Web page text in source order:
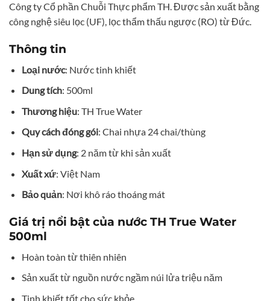
Công ty Cổ phần Chuỗi Thực phẩm TH. Được sản xuất bằng
công nghệ siêu lọc (UF), lọc thẩm thấu ngược (RO) từ Đức.
Thông tin
Loại nước: Nước tinh khiết
Dung tích: 500ml
Thương hiệu: TH True Water
Quy cách đóng gói: Chai nhựa 24 chai/thùng
Hạn sử dụng: 2 năm từ khi sản xuất
Xuất xứ: Việt Nam
Bảo quản: Nơi khô ráo thoáng mát
Giá trị nổi bật của nước TH True Water
500ml
Hoàn toàn từ thiên nhiên
Sản xuất từ nguồn nước ngầm núi lửa triệu năm
Tinh khiết tốt cho sức khỏe